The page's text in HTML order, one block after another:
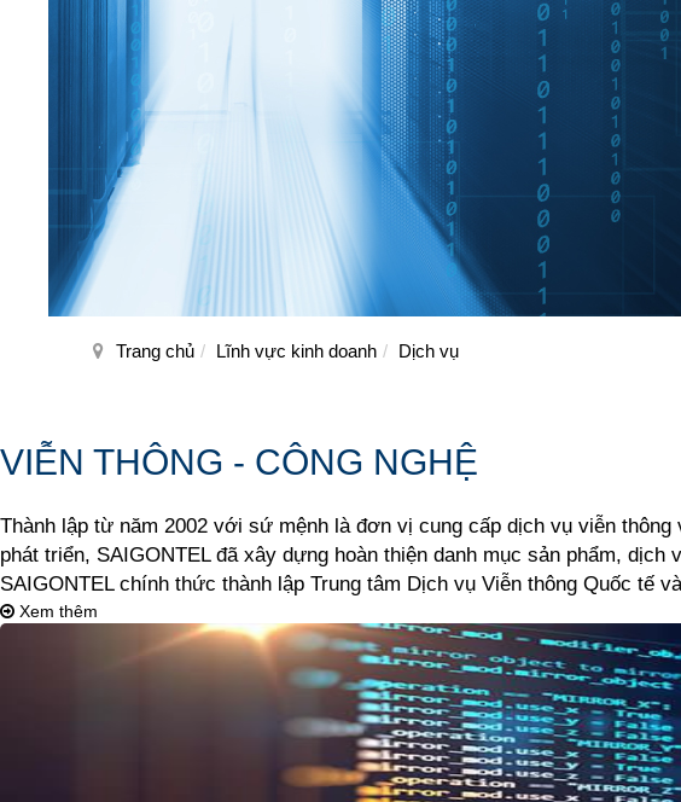
Trang chủ Lĩnh vực kinh doanh Dịch vụ
VIỄN THÔNG - CÔNG NGHỆ
Thành lập từ năm 2002 với sứ mệnh là đơn vị cung cấp dịch vụ viễn
phát triển, SAIGONTEL đã xây dựng hoàn thiện danh mục sản phẩm,
SAIGONTEL chính thức thành lập Trung tâm Dịch vụ Viễn thông Quốc tế
Xem thêm